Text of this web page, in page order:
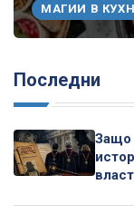
МАГИИ В
Последни
Защо
власт